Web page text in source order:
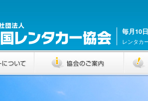
毎月10
レンタカ